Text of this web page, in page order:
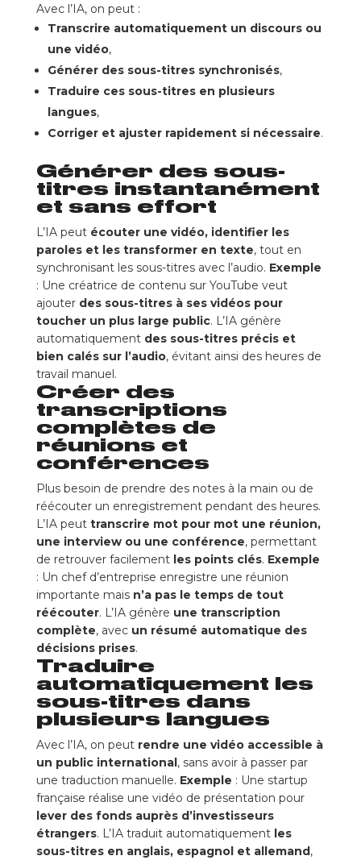
Avec l’IA, on peut :
Transcrire automatiquement un discours ou
une vidéo,
Générer des sous-titres synchronisés,
Traduire ces sous-titres en plusieurs
langues,
Corriger et ajuster rapidement si nécessaire.
Générer des sous-
titres instantanément
et sans effort
L’IA peut écouter une vidéo, identifier les
paroles et les transformer en texte, tout en
synchronisant les sous-titres avec l’audio. Exemple
: Une créatrice de contenu sur YouTube veut
ajouter des sous-titres à ses vidéos pour
toucher un plus large public. L’IA génère
automatiquement des sous-titres précis et
bien calés sur l’audio, évitant ainsi des heures de
travail manuel.
Créer des
transcriptions
complètes de
réunions et
conférences
Plus besoin de prendre des notes à la main ou de
réécouter un enregistrement pendant des heures.
L’IA peut transcrire mot pour mot une réunion,
une interview ou une conférence, permettant
de retrouver facilement les points clés. Exemple
: Un chef d’entreprise enregistre une réunion
importante mais n’a pas le temps de tout
réécouter. L’IA génère une transcription
complète, avec un résumé automatique des
décisions prises.
Traduire
automatiquement les
sous-titres dans
plusieurs langues
Avec l’IA, on peut rendre une vidéo accessible à
un public international, sans avoir à passer par
une traduction manuelle. Exemple : Une startup
française réalise une vidéo de présentation pour
lever des fonds auprès d’investisseurs
étrangers. L’IA traduit automatiquement les
sous-titres en anglais, espagnol et allemand,